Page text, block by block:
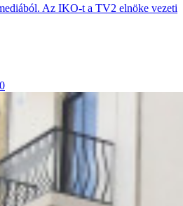
Az IKO-t a TV2 elnöke vezeti